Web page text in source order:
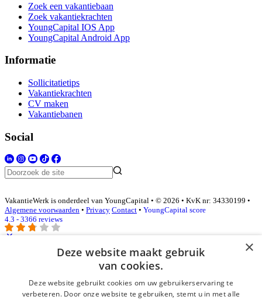
Zoek een vakantiebaan
Zoek vakantiekrachten
YoungCapital IOS App
YoungCapital Android App
Informatie
Sollicitatietips
Vakantiekrachten
CV maken
Vakantiebanen
Social
VakantieWerk is onderdeel van YoungCapital • © 2026 • KvK nr: 34330199 •
Algemene voorwaarden • Privacy Contact • YoungCapital score
4.3 - 3366 reviews
Inloggen als bedrijf
E-mail*
×
Deze website maakt gebruik
van cookies.
Deze website gebruikt cookies om uw gebruikerservaring te
verbeteren. Door onze website te gebruiken, stemt u in met alle